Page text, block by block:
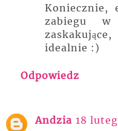
Koniecznie,
zabiegu
idealnie :)
Odpowiedz
Andzia 18